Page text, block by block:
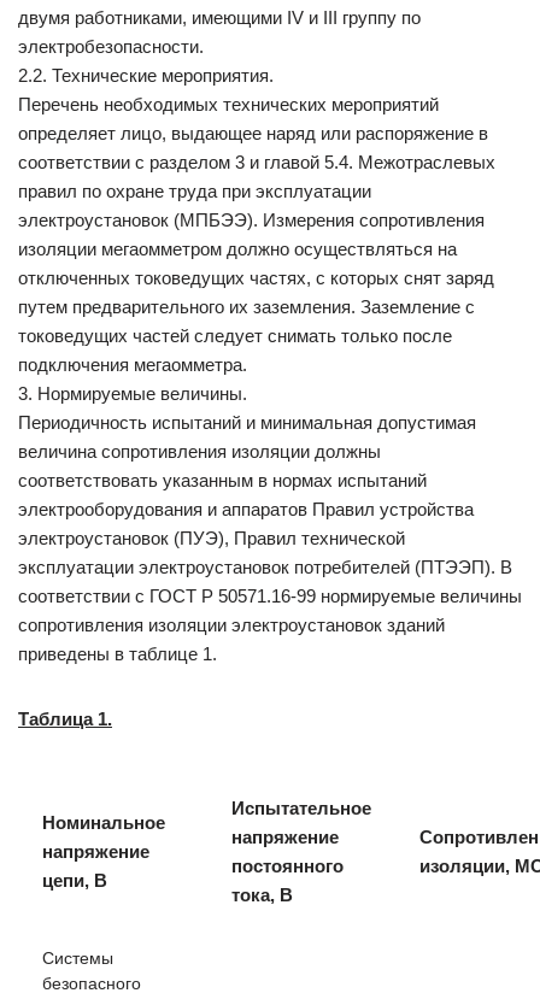
двумя работниками, имеющими IV и III группу по
электробезопасности.
2.2. Технические мероприятия.
Перечень необходимых технических мероприятий
определяет лицо, выдающее наряд или распоряжение в
соответствии с разделом 3 и главой 5.4. Межотраслевых
правил по охране труда при эксплуатации
электроустановок (МПБЭЭ). Измерения сопротивления
изоляции мегаомметром должно осуществляться на
отключенных токоведущих частях, с которых снят заряд
путем предварительного их заземления. Заземление с
токоведущих частей следует снимать только после
подключения мегаомметра.
3. Нормируемые величины.
Периодичность испытаний и минимальная допустимая
величина сопротивления изоляции должны
соответствовать указанным в нормах испытаний
электрооборудования и аппаратов Правил устройства
электроустановок (ПУЭ), Правил технической
эксплуатации электроустановок потребителей (ПТЭЭП). В
соответствии с ГОСТ Р 50571.16-99 нормируемые величины
сопротивления изоляции электроустановок зданий
приведены в таблице 1.
Таблица 1.
Номинальное
напряжение
цепи, В
Испытательное
напряжение
постоянного
тока, В
изоляции,
Системы
безопасного